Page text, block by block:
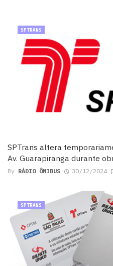
SPTrans altera
Av. Guarapiranga durante
By RÁDIO ÔNIBUS 30/12/2024
SPTRANS
SPTRANS